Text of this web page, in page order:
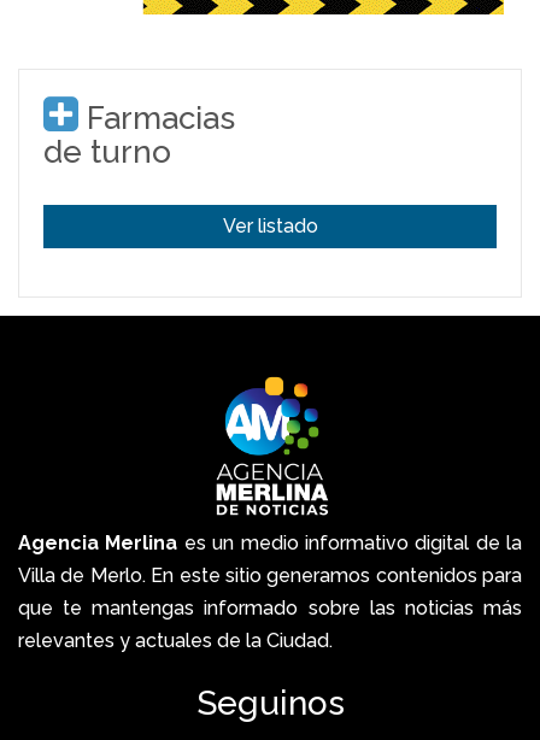
Farmacias
de turno
Ver listado
Agencia Merlina es un medio informativo digital de la
Villa de Merlo. En este sitio generamos contenidos para
que te mantengas informado sobre las noticias más
relevantes y actuales de la Ciudad.
Seguinos